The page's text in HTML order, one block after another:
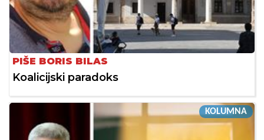
PIŠE BORIS BILAS
Koalicijski paradoks
KOLUMNA